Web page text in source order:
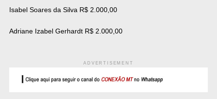
Isabel Soares da Silva R$ 2.000,00
Adriane Izabel Gerhardt R$ 2.000,00
ADVERTISEMENT